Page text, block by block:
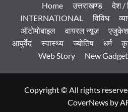
Home उत्तराखण्ड देश /
INTERNATIONAL
विविध
ऑटोमोबाइल
वायरल न्यूज़
आयुर्वेद
स्वास्थ्य ज्योतिष धर्म
Web Story
New
Copyright © All rights
CoverNewsby